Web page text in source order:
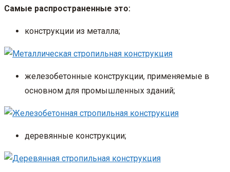
Самые распространенные это:
конструкции из металла;
железобетонные конструкции, применяемые в
основном для промышленных зданий;
деревянные конструкции;